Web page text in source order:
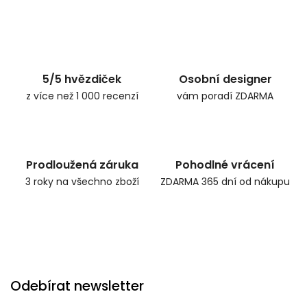
5/5 hvězdiček
z více než 1 000 recenzí
Osobní designer
vám poradí ZDARMA
Prodloužená záruka
3 roky na všechno zboží
Pohodlné vrácení
ZDARMA 365 dní od nákupu
Odebírat newsletter